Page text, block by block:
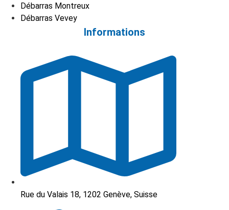
Débarras Montreux
Débarras Vevey
Informations
Rue du Valais 18, 1202 Genève, Suisse